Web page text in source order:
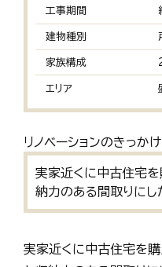
工事期間
建物種別
家族構成
エリア
リノベーションのきっか
実家近くに中古住宅を
納力のある間取りにし
実家近くに中古住宅を